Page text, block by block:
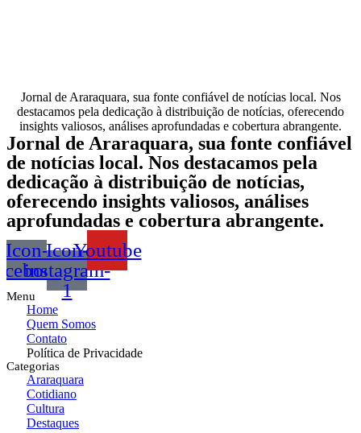
Jornal de Araraquara, sua fonte confiável de notícias local. Nos
destacamos pela dedicação à distribuição de notícias, oferecendo
insights valiosos, análises aprofundadas e cobertura abrangente.
Jornal de Araraquara, sua fonte confiável
de notícias local. Nos destacamos pela
dedicação à distribuição de notícias,
oferecendo insights valiosos, análises
aprofundadas e cobertura abrangente.
Icon-Icon-
instagram-
1
Youtube
Menu
Home
Quem Somos
Contato
Política de Privacidade
Categorias
Araraquara
Cotidiano
Cultura
Destaques